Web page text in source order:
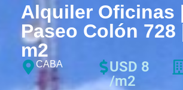
Alquiler Oficinas
Paseo Colón 728
m2
CABA
USD 8
/m2